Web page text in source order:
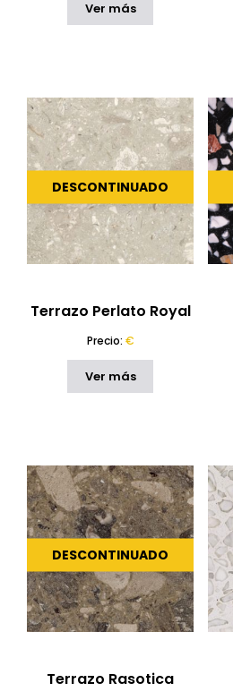
Terrazo Mármol
RESTABLECER
Ver más
DESCONTINUADO
Terrazo Perlato Royal
Precio: €
Ver más
DESCONTINUADO
Terrazo Rasotica